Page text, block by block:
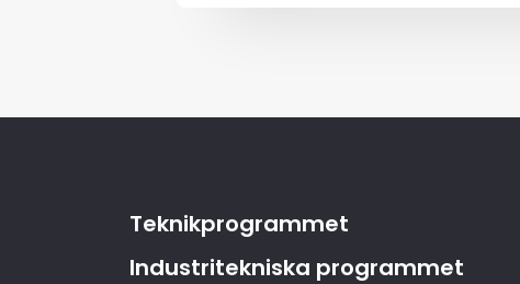
Teknikprogrammet
Industritekniska programmet